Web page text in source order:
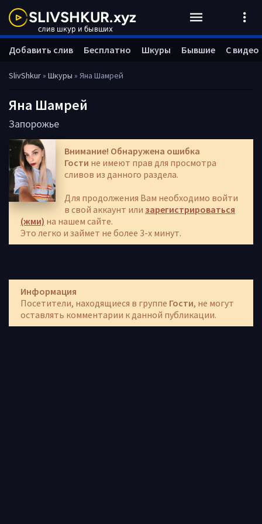
SlivShkur» Шкуры » Яна Шамрей
Яна Шамрей
Запорожье
Внимание! Обнаружена ошибка
Гости не имеют прав для просмотра
сливов из данного раздела.
Для продолжения Вам необходимо войти
в свой аккаунт или зарегистрироваться
(жми) на нашем сайте.
Это легко и займет не более 3-х минут.
Информация
Посетители, находящиеся в группе Гости, не могут
оставлять комментарии к данной публикации.
Добавить слив Бесплатно Шкуры Бывшие С видео